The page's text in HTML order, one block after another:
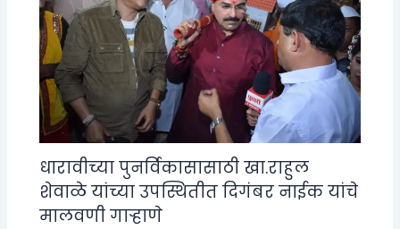
धारावीच्या पुनर्विकासासाठी खा.राहुल
शेवाळे यांच्या उपस्थितीत दिगंबर नाईक यांचे
मालवणी गाऱ्हाणे